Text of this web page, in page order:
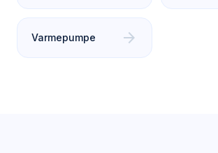
Varmepumpe arrow_forward